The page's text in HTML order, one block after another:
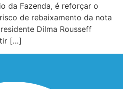
da Fazenda, é reforçar o
de rebaixamento da nota
Dilma Rousseff
[…]